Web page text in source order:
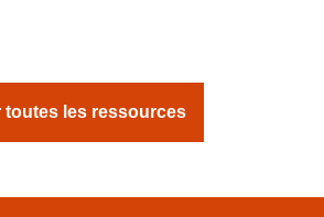
toutes les ressources